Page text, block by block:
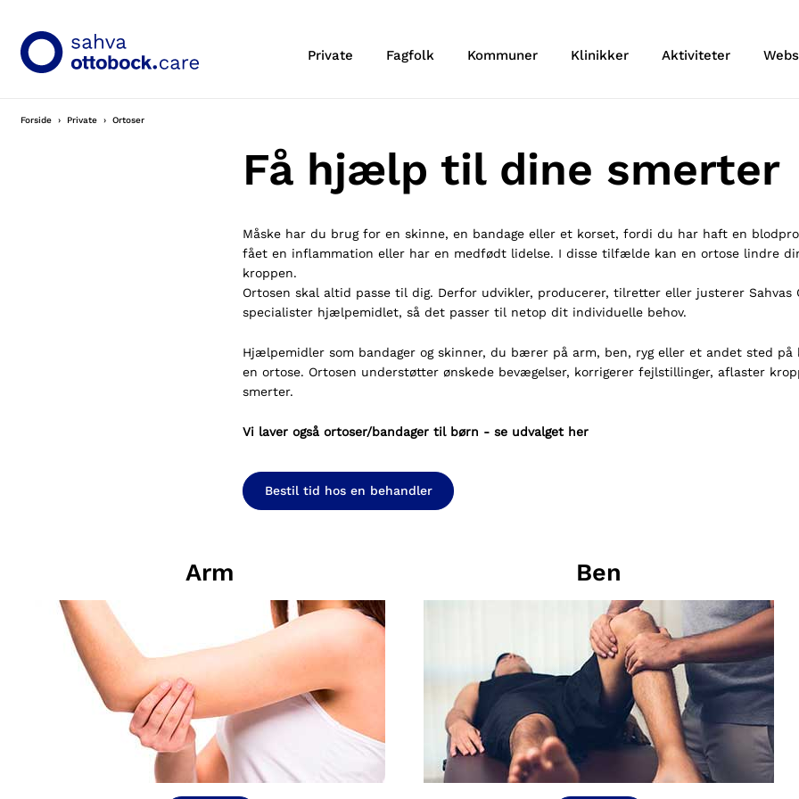
Private Fagfolk Kommuner Klinikker Aktiviteter
Forside Private Ortoser
Få hjælp til dine smerter
Måske har du brug for en skinne, en bandage eller et korset, fordi du har haft en
fået en inflammation eller har en medfødt lidelse. I disse tilfælde kan en ortose lindre
kroppen.
Ortosen skal altid passe til dig. Derfor udvikler, producerer, tilretter eller justerer Sahvas
specialister hjælpemidlet, så det passer til netop dit individuelle behov.
Hjælpemidler som bandager og skinner, du bærer på arm, ben, ryg eller et andet sted
en ortose. Ortosen understøtter ønskede bevægelser, korrigerer fejlstillinger, aflaster
smerter.
Vi laver også ortoser/bandager til børn - se udvalget her
Bestil tid hos en behandler
Arm Ben